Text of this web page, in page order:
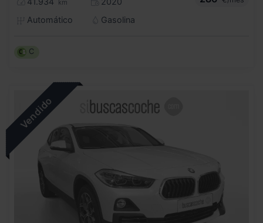
km
Automático
Gasolina
C